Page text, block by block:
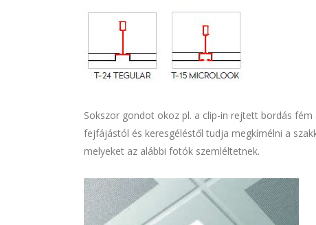
Sokszor gondot okoz pl. a clip-in rejtett bordás
fejfájástól és keresgéléstől tudja megkímélni a
melyeket az alábbi fotók szemléltetnek.